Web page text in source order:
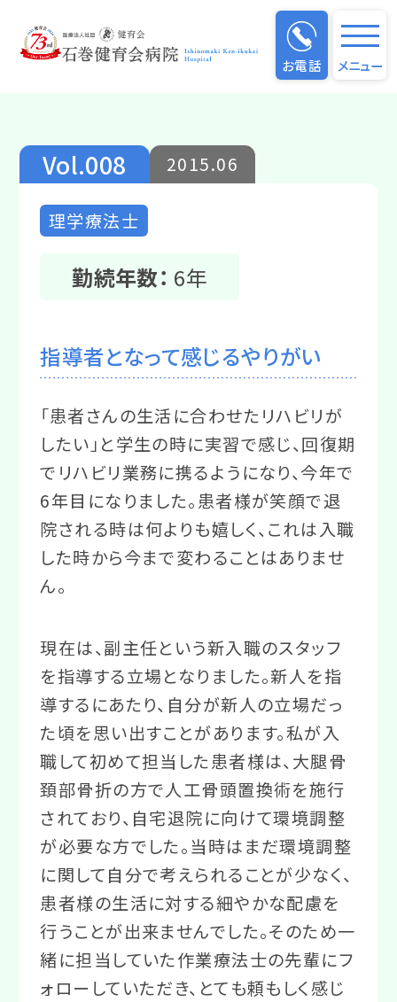
お電話 メニュー
仕事のやりがい
Vol.008 2015.06
理学療法士
勤続年数： 6年
指導者となって感じるやりがい
「患者さんの生活に合わせたリハビリが
したい」と学生の時に実習で感じ、回復期
でリハビリ業務に携るようになり、今年で
6年目になりました。患者様が笑顔で退
院される時は何よりも嬉しく、これは入職
した時から今まで変わることはありませ
ん。
現在は、副主任という新入職のスタッフ
を指導する立場となりました。新人を指
導するにあたり、自分が新人の立場だっ
た頃を思い出すことがあります。私が入
職して初めて担当した患者様は、大腿骨
頚部骨折の方で人工骨頭置換術を施行
されており、自宅退院に向けて環境調整
が必要な方でした。当時はまだ環境調整
に関して自分で考えられることが少なく、
患者様の生活に対する細やかな配慮を
行うことが出来ませんでした。そのため一
緒に担当していた作業療法士の先輩にフ
ォローしていただき、とても頼もしく感じ